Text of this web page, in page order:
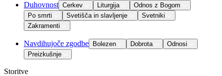
Duhovnost Cerkev Liturgija
Odnos z Bogom
Po smrti
Svetišča in slavljenje
Svetniki
Zakramenti
Navdihujoče zgodbe Bolezen Dobrota
Odnosi
Preizkušnje
Storitve